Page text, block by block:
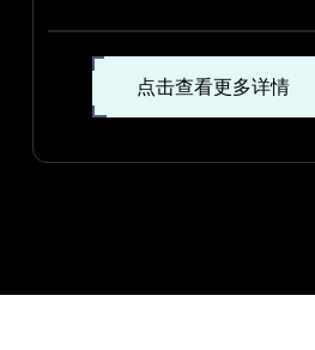
点击查看更多详情